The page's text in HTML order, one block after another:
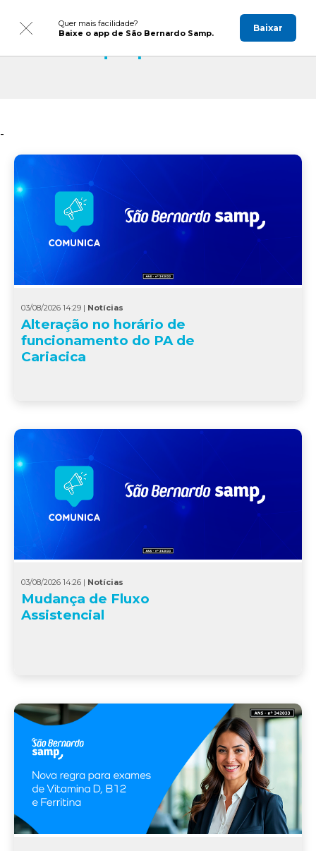
Quer mais facilidade?
Baixe o app de São Bernardo Samp.
Baixar
-
03/08/2026 14:29 | Notícias
Alteração no horário de
funcionamento do PA de
Cariacica
03/08/2026 14:26 | Notícias
Mudança de Fluxo
Assistencial